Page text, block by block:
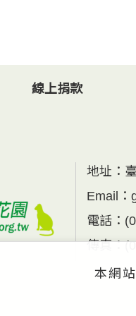
線上捐款
地址：
Email：
電話：
傳真：
本網